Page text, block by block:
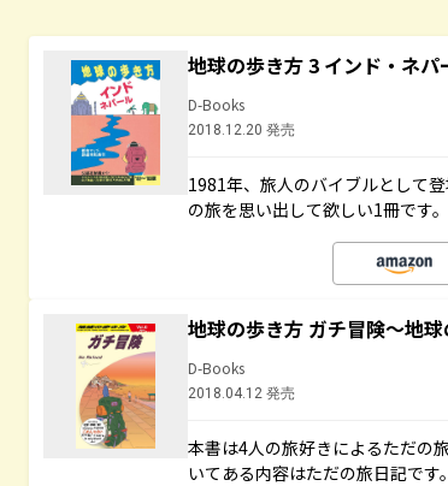
地球の歩き方 3 インド・ネパ
D-Books
2018.12.20 発売
1981年、旅人のバイブルとして
の旅を思い出して欲しい1冊です。
地球の歩き方 ガチ冒険～地
D-Books
2018.04.12 発売
本書は4人の旅好きによるただの
いてある内容はただの旅日記です。